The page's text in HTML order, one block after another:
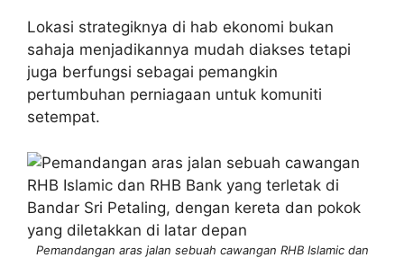
Lokasi strategiknya di hab ekonomi bukan
sahaja menjadikannya mudah diakses tetapi
juga berfungsi sebagai pemangkin
pertumbuhan perniagaan untuk komuniti
setempat.
Pemandangan aras jalan sebuah cawangan RHB Islamic dan